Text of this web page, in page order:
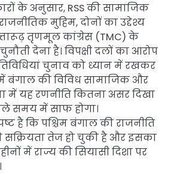
के अनुसार, RSS की सामाजिक
मुहिम, दोनों का उद्देश्य
तृणमूल कांग्रेस (TMC) के
देना है। विपक्षी दलों का आरोप
चुनाव को ध्यान में रखकर
बंगाल की विविध सामाजिक और
में यह रणनीति कितना असर दिखा
समय में साफ होगा।
है कि पश्चिम बंगाल की राजनीति
सक्रियता तेज हो चुकी है और इसका
में राज्य की सियासी दिशा पर